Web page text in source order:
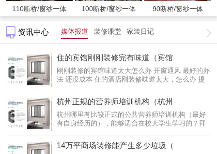
110断桥/窗纱一体 100断桥/窗纱一体 90断桥/窗纱一体
资讯中心 媒体报道 装修课堂 家装日记
住的宾馆刚刚装修完有味道（宾馆
刚刚装修的宾馆味道太大怎么办 开窗通风 最好的办
法 还没成本 住的酒店刚装修味道太大，怎么办 提
杭州正规的营养师培训机构（杭州
杭州哪里有比较正式的公共营养师培训机构（最好
有自身经历的），能够适合在校大学生学习的？拜
14万平商场装修能产生多少垃圾（